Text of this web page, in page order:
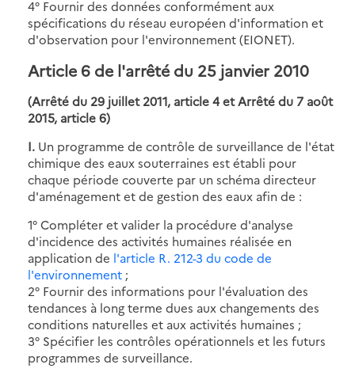
4° Fournir des données conformément aux
spécifications du réseau européen d'information et
d'observation pour l'environnement (EIONET).
Article 6 de l'arrêté du 25 janvier 2010
(Arrêté du 29 juillet 2011, article 4 et Arrêté du 7 août
2015, article 6)
I. Un programme de contrôle de surveillance de l'état
chimique des eaux souterraines est établi pour
chaque période couverte par un schéma directeur
d'aménagement et de gestion des eaux afin de :
1° Compléter et valider la procédure d'analyse
d'incidence des activités humaines réalisée en
application de l'article R. 212-3 du code de
l'environnement ;
2° Fournir des informations pour l'évaluation des
tendances à long terme dues aux changements des
conditions naturelles et aux activités humaines ;
3° Spécifier les contrôles opérationnels et les futurs
programmes de surveillance.